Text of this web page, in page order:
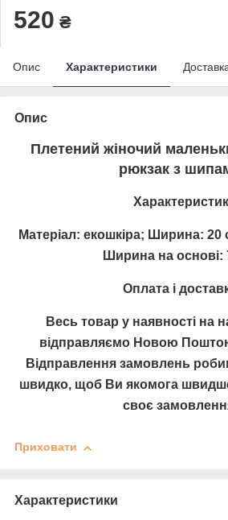
520 ₴
Опис Характеристики
Опис
Плетений жіночий
рюкзак з
Матеріал: екошкіра; Ширина:
Ширина на основі:
Оплата і
Весь товар у наявності на
відправляємо Новою
Відправлення замовлень
швидко, щоб Ви якомога
своє
Приховати
Характеристики